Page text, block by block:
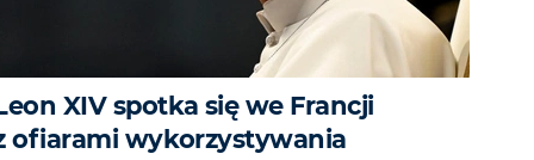
XIV spotka się we Francji
ofiarami wykorzystywania